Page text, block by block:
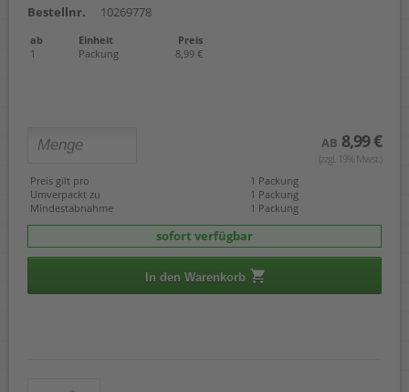
Bestellnr.
10269778
ab Einheit
Preis
1
Packung 8,99 €
AB 8,99 €
(zzgl. 19% Mwst.)
Preis gilt pro
1 Packung
Umverpackt zu
1 Packung
Mindestabnahme
1 Packung
sofort verfügbar
In den Warenkorb